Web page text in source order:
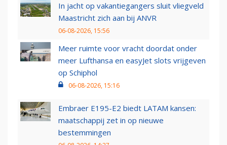
In jacht op vakantiegangers sluit vliegveld
Maastricht zich aan bij ANVR
06-08-2026, 15:56
Meer ruimte voor vracht doordat onder
meer Lufthansa en easyJet slots vrijgeven
op Schiphol
06-08-2026, 15:16
Embraer E195-E2 biedt LATAM kansen:
maatschappij zet in op nieuwe
bestemmingen